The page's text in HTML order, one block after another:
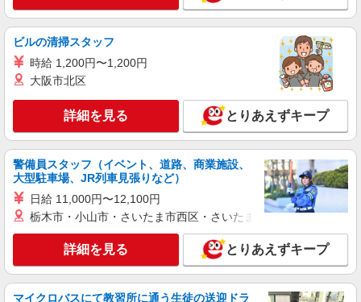
ビルの清掃スタッフ
時給 1,200円〜1,200円
大阪市北区
詳細を見る とりあえずキープ
警備員スタッフ（イベント、道路、商業施設、
大型駐車場、JR列車見張りなど）
日給 11,000円〜12,100円
栃木市・小山市・さいたま市西区・さいたま市岩槻区・久喜市・
詳細を見る とりあえずキープ
マイクロバスにて教習所に通う生徒の送迎ドラ